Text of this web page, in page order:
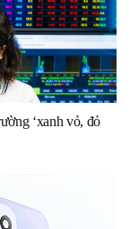
‘xanh vỏ, đỏ